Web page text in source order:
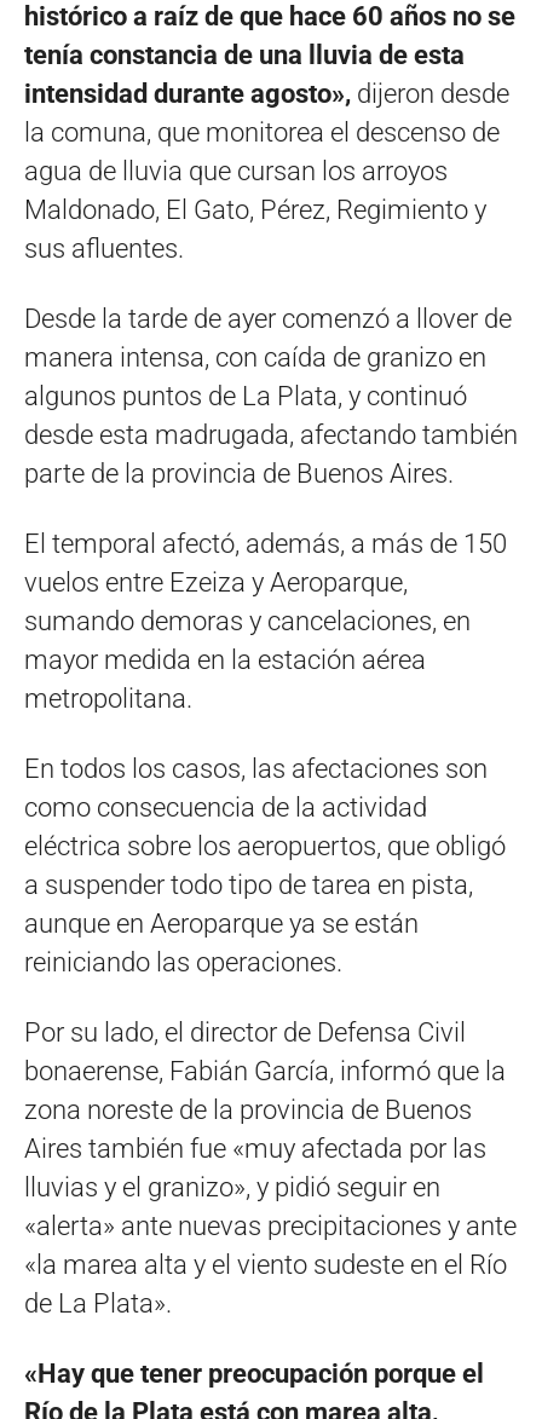
histórico a raíz de que hace 60 años no se
tenía constancia de una lluvia de esta
intensidad durante agosto», dijeron desde
la comuna, que monitorea el descenso de
agua de lluvia que cursan los arroyos
Maldonado, El Gato, Pérez, Regimiento y
sus afluentes.
Desde la tarde de ayer comenzó a llover de
manera intensa, con caída de granizo en
algunos puntos de La Plata, y continuó
desde esta madrugada, afectando también
parte de la provincia de Buenos Aires.
El temporal afectó, además, a más de 150
vuelos entre Ezeiza y Aeroparque,
sumando demoras y cancelaciones, en
mayor medida en la estación aérea
metropolitana.
En todos los casos, las afectaciones son
como consecuencia de la actividad
eléctrica sobre los aeropuertos, que obligó
a suspender todo tipo de tarea en pista,
aunque en Aeroparque ya se están
reiniciando las operaciones.
Por su lado, el director de Defensa Civil
bonaerense, Fabián García, informó que la
zona noreste de la provincia de Buenos
Aires también fue «muy afectada por las
lluvias y el granizo», y pidió seguir en
«alerta» ante nuevas precipitaciones y ante
«la marea alta y el viento sudeste en el Río
de La Plata».
«Hay que tener preocupación porque el
Río de la Plata está con marea alta,